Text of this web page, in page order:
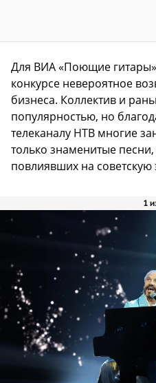
Для ВИА «Поющие
конкурсе невероятное
бизнеса. Коллектив и
популярностью, но
телеканалу НТВ многие
только знаменитые
повлиявших на советскую
1